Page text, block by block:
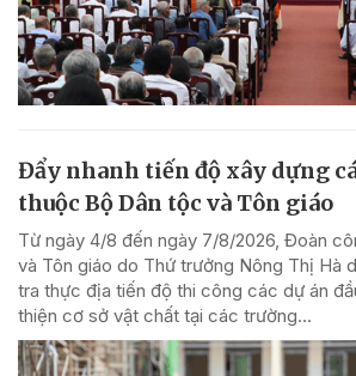
Đẩy nhanh tiến độ xây dựng
thuộc Bộ Dân tộc và Tôn giáo
Từ ngày 4/8 đến ngày 7/8/2026, Đoàn
và Tôn giáo do Thứ trưởng Nông Thị Hà
tra thực địa tiến độ thi công các dự án
thiện cơ sở vật chất tại các trường...